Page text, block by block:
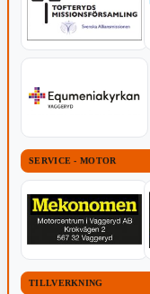
SERVICE - MOTOR
TILLVERKNING